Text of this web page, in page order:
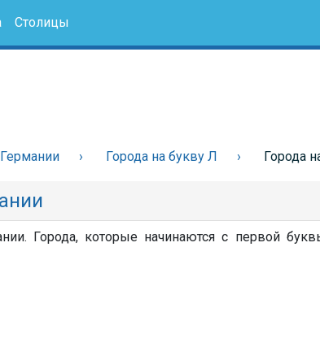
Столицы
Города на букву Л Города
Города, которые начинаются с первой